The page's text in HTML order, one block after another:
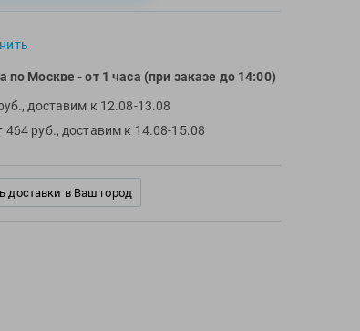
по Москве - от 1 часа (при заказе до 14:00)
доставим к 12.08-13.08
464 руб., доставим к 14.08-15.08
доставки в Ваш город